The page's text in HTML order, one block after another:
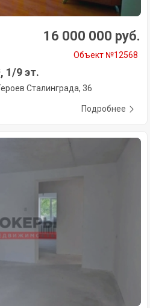
16 000 000 руб.
Объект №12568
1/9 эт.
Сталинграда, 36
Подробнее